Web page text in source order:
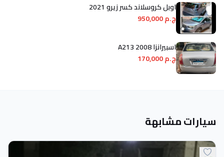
اوبل كروسلاند كسر زيرو 2021
ج.م 950,000
اسبيرانزا A213 2008
ج.م 170,000
سيارات مشابهة